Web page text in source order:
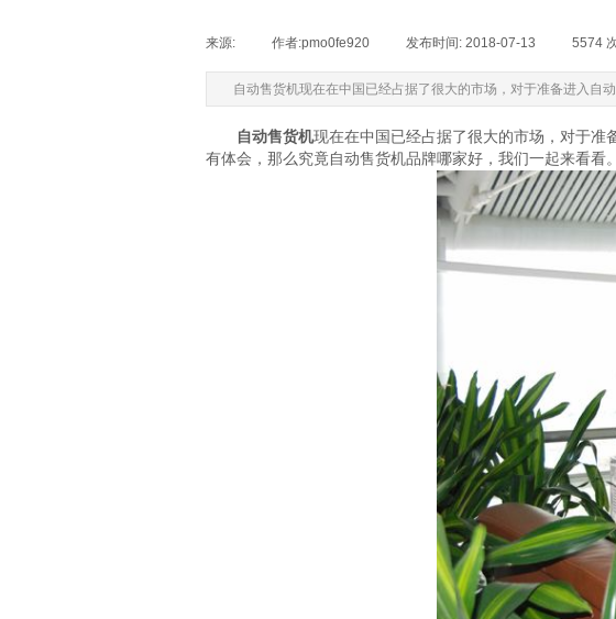
来源: 作者:pmo0fe920 发布时间: 2018-07-13 5574
自动售货机现在在中国已经占据了很大的市场，对于准备进入自
自动售货机现在在中国已经占据了很大的市场，对于准
有体会，那么究竟自动售货机品牌哪家好，我们一起来看看。